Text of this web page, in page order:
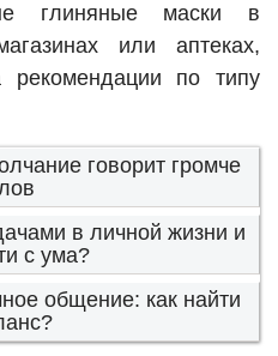
глиняные маски в
или аптеках,
по типу
говорит громче
в личной жизни и
с ума?
общение: как найти